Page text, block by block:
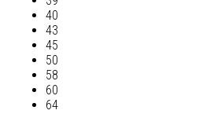
40
43
45
50
58
60
64